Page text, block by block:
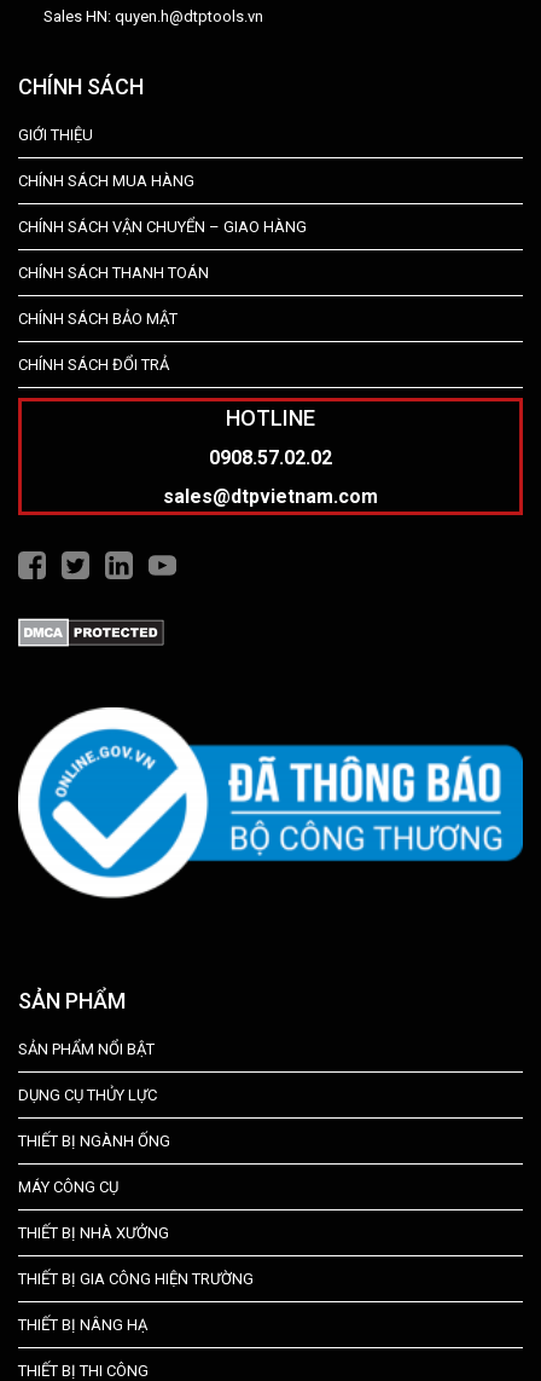
Sales HN: quyen.h@dtptools.vn
CHÍNH SÁCH
GIỚI THIỆU
CHÍNH SÁCH MUA HÀNG
CHÍNH SÁCH VẬN CHUYỂN – GIAO HÀNG
CHÍNH SÁCH THANH TOÁN
CHÍNH SÁCH BẢO MẬT
CHÍNH SÁCH ĐỔI TRẢ
HOTLINE
0908.57.02.02
sales@dtpvietnam.com
SẢN PHẨM
SẢN PHẨM NỔI BẬT
DỤNG CỤ THỦY LỰC
THIẾT BỊ NGÀNH ỐNG
MÁY CÔNG CỤ
THIẾT BỊ NHÀ XƯỞNG
THIẾT BỊ GIA CÔNG HIỆN TRƯỜNG
THIẾT BỊ NÂNG HẠ
THIẾT BỊ THI CÔNG